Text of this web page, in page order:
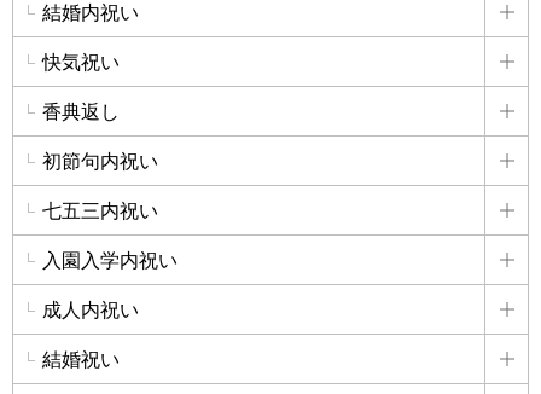
結婚内祝い
詳
快気祝い
詳
香典返し
詳
初節句内祝い
詳
七五三内祝い
詳
入園入学内祝い
詳
成人内祝い
詳
結婚祝い
詳